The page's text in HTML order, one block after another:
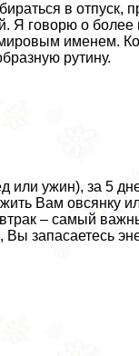
в
Я говорю о
именем.
рутину.
или ужин), за 5
Вам овсянку
– самый
запасаетесь